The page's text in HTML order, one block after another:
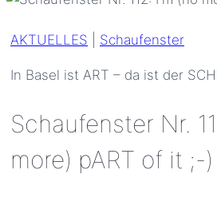
AKTUELLES Schaufenster
In Basel ist ART – da ist der
Schaufenster Nr.
more) pART of it ;-)